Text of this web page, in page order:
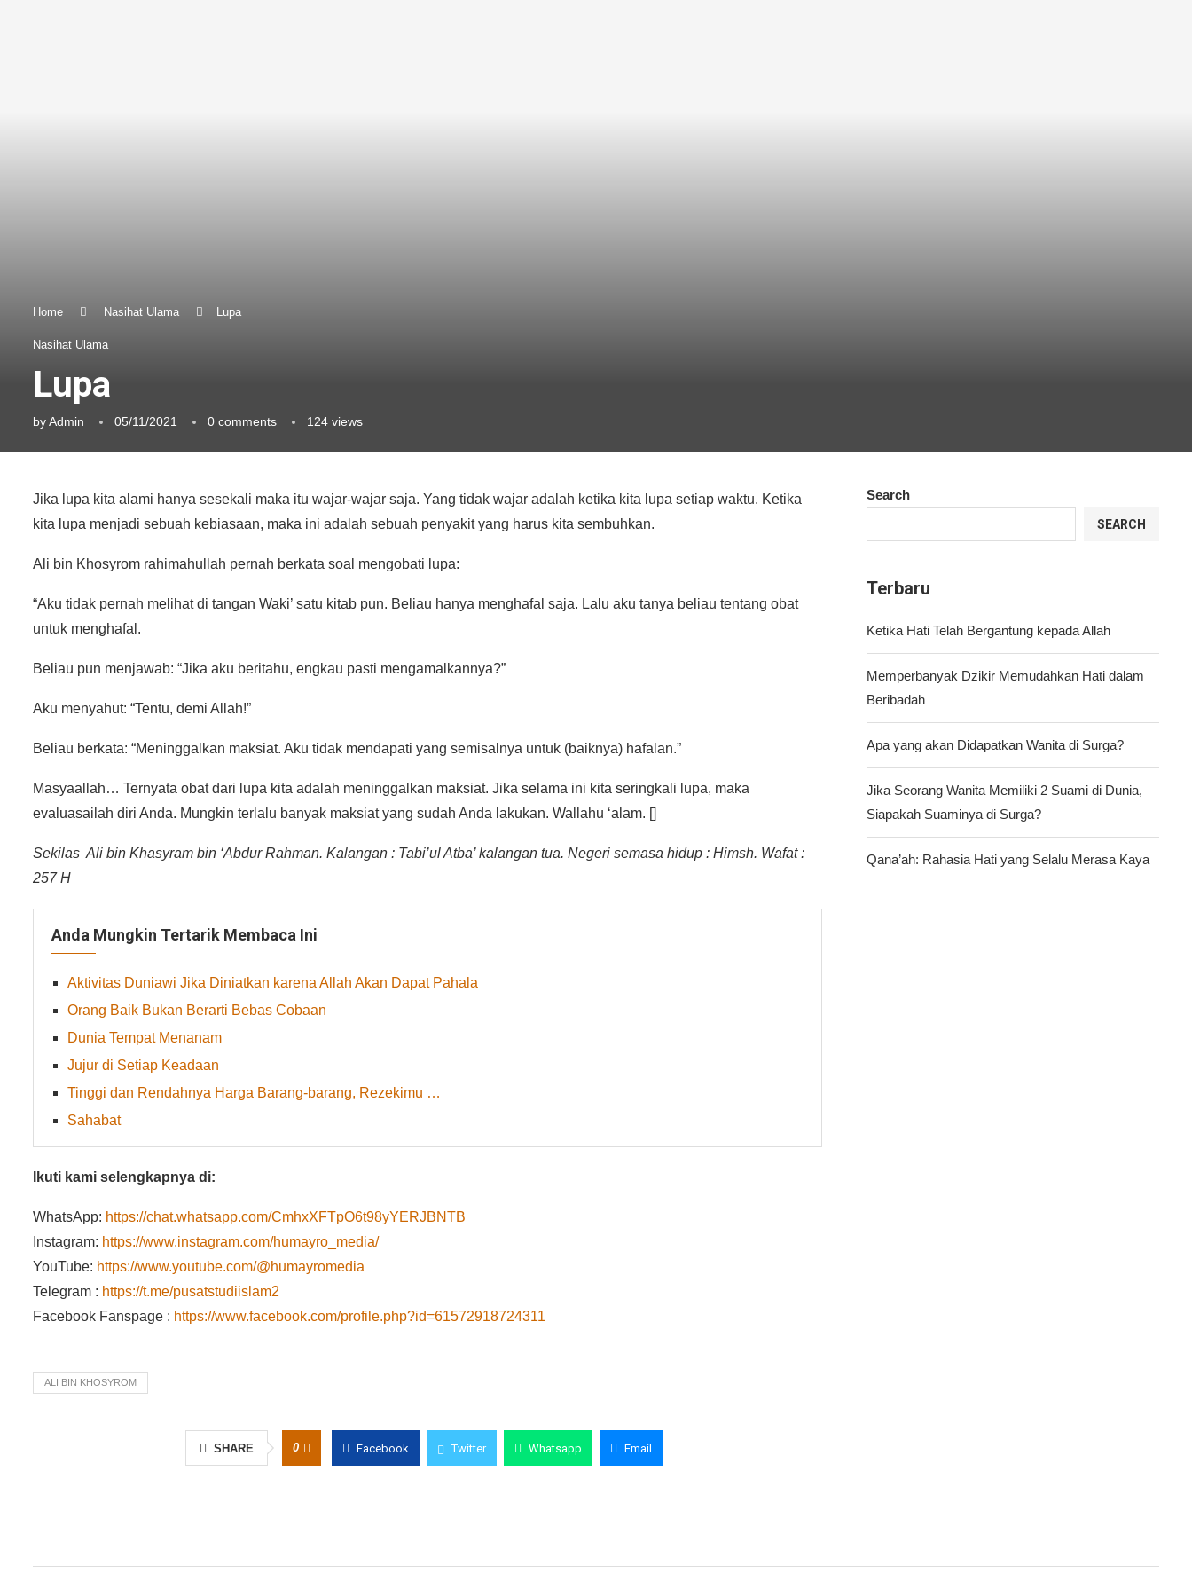
Home Nasihat Ulama Lupa
Nasihat Ulama
Lupa
byAdmin 05/11/2021 0 comments 124 views
Jika lupa kita alami hanya sesekali maka itu wajar-wajar saja. Yang tidak wajar adalah ketika kita lupa setiap waktu. Ketika
kita lupa menjadi sebuah kebiasaan, maka ini adalah sebuah penyakit yang harus kita sembuhkan.
Ali bin Khosyrom rahimahullah pernah berkata soal mengobati lupa:
“Aku tidak pernah melihat di tangan Waki’ satu kitab pun. Beliau hanya menghafal saja. Lalu aku tanya beliau tentang obat
untuk menghafal.
Beliau pun menjawab: “Jika aku beritahu, engkau pasti mengamalkannya?”
Aku menyahut: “Tentu, demi Allah!”
Beliau berkata: “Meninggalkan maksiat. Aku tidak mendapati yang semisalnya untuk (baiknya) hafalan.”
Masyaallah… Ternyata obat dari lupa kita adalah meninggalkan maksiat. Jika selama ini kita seringkali lupa, maka
evaluasailah diri Anda. Mungkin terlalu banyak maksiat yang sudah Anda lakukan. Wallahu ‘alam. []
Sekilas Ali bin Khasyram bin ‘Abdur Rahman. Kalangan : Tabi’ul Atba’ kalangan tua. Negeri semasa hidup : Himsh. Wafat :
257 H
Anda Mungkin Tertarik Membaca Ini
Aktivitas Duniawi Jika Diniatkan karena Allah Akan Dapat Pahala
Orang Baik Bukan Berarti Bebas Cobaan
Dunia Tempat Menanam
Jujur di Setiap Keadaan
Tinggi dan Rendahnya Harga Barang-barang, Rezekimu …
Sahabat
Ikuti kami selengkapnya di:
WhatsApp: https://chat.whatsapp.com/CmhxXFTpO6t98yYERJBNTB
Instagram: https://www.instagram.com/humayro_media/
YouTube: https://www.youtube.com/@humayromedia
Telegram : https://t.me/pusatstudiislam2
Facebook Fanspage : https://www.facebook.com/profile.php?id=61572918724311
ALI BIN KHOSYROM
SHARE 0 Facebook Twitter Whatsapp Email
Search
SEARCH
Terbaru
Ketika Hati Telah Bergantung kepada Allah
Memperbanyak Dzikir Memudahkan Hati dalam
Beribadah
Apa yang akan Didapatkan Wanita di Surga?
Jika Seorang Wanita Memiliki 2 Suami di Dunia,
Siapakah Suaminya di Surga?
Qana’ah: Rahasia Hati yang Selalu Merasa Kaya